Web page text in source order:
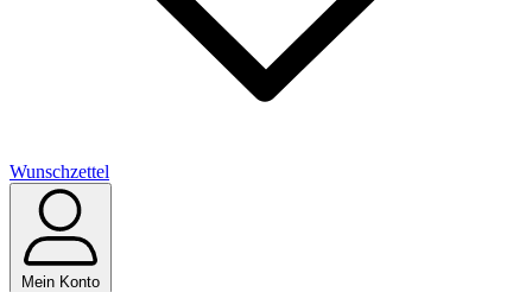
Wunschzettel
Mein Konto